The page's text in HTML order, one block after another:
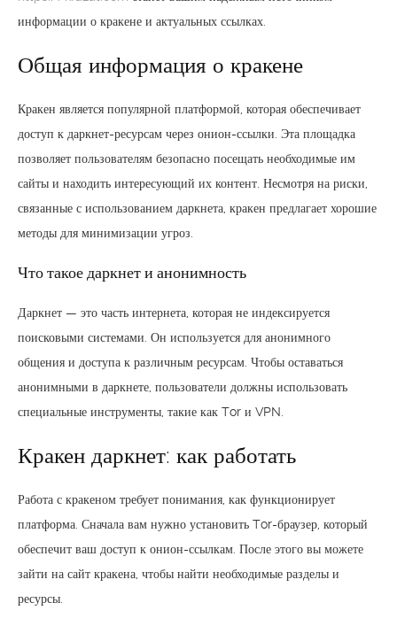
информации о кракене и актуальных ссылках.
Общая информация о кракене
Кракен является популярной платформой, которая обеспечивает
доступ к даркнет-ресурсам через онион-ссылки. Эта площадка
позволяет пользователям безопасно посещать необходимые им
сайты и находить интересующий их контент. Несмотря на риски,
связанные с использованием даркнета, кракен предлагает хорошие
методы для минимизации угроз.
Что такое даркнет и анонимность
Даркнет — это часть интернета, которая не индексируется
поисковыми системами. Он используется для анонимного
общения и доступа к различным ресурсам. Чтобы оставаться
анонимными в даркнете, пользователи должны использовать
специальные инструменты, такие как Tor и VPN.
Кракен даркнет: как работать
Работа с кракеном требует понимания, как функционирует
платформа. Сначала вам нужно установить Tor-браузер, который
обеспечит ваш доступ к онион-ссылкам. После этого вы можете
зайти на сайт кракена, чтобы найти необходимые разделы и
ресурсы.